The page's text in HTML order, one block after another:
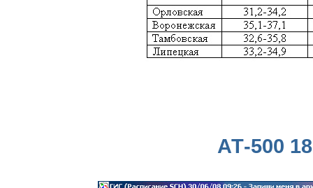
АТ-500